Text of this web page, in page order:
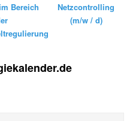
Bereich
Netzcontrolling
(m/w / d)